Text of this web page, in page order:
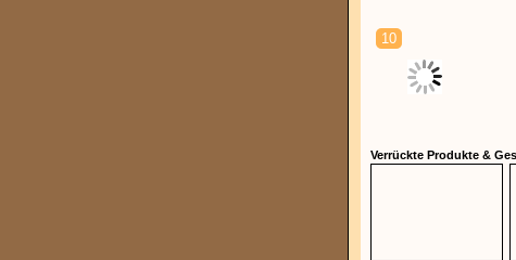
10
Verrückte Produkte &